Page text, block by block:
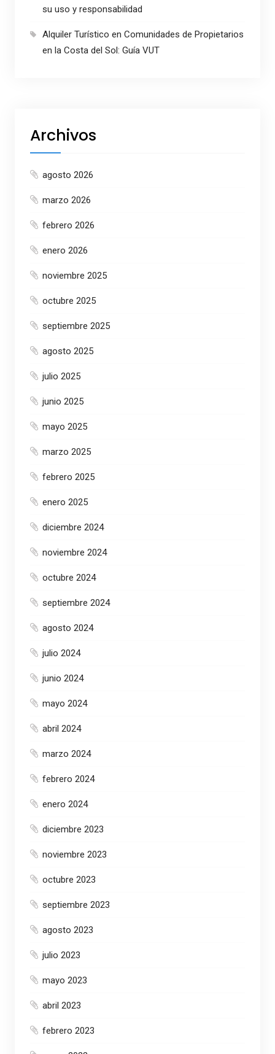
su uso y responsabilidad
Alquiler Turístico en Comunidades de Propietarios
en la Costa del Sol: Guía VUT
Archivos
agosto 2026
marzo 2026
febrero 2026
enero 2026
noviembre 2025
octubre 2025
septiembre 2025
agosto 2025
julio 2025
junio 2025
mayo 2025
marzo 2025
febrero 2025
enero 2025
diciembre 2024
noviembre 2024
octubre 2024
septiembre 2024
agosto 2024
julio 2024
junio 2024
mayo 2024
abril 2024
marzo 2024
febrero 2024
enero 2024
diciembre 2023
noviembre 2023
octubre 2023
septiembre 2023
agosto 2023
julio 2023
mayo 2023
abril 2023
febrero 2023